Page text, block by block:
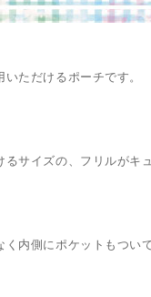
ただけるポーチです。
サイズの、フリルがキ
く内側にポケットもつい